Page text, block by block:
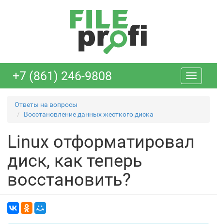
Toggle
+7 (861) 246-9808
Ответы на вопросы
Восстановление данных жесткого диска
Linux отформатировал
диск, как теперь
восстановить?